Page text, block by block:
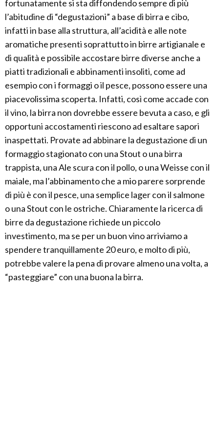
fortunatamente si sta diffondendo sempre di più
l’abitudine di “degustazioni” a base di birra e cibo,
infatti in base alla struttura, all’acidità e alle note
aromatiche presenti soprattutto in birre artigianale e
di qualità e possibile accostare birre diverse anche a
piatti tradizionali e abbinamenti insoliti, come ad
esempio con i formaggi o il pesce, possono essere una
piacevolissima scoperta. Infatti, così come accade con
il vino, la birra non dovrebbe essere bevuta a caso, e gli
opportuni accostamenti riescono ad esaltare sapori
inaspettati. Provate ad abbinare la degustazione di un
formaggio stagionato con una Stout o una birra
trappista, una Ale scura con il pollo, o una Weisse con il
maiale, ma l’abbinamento che a mio parere sorprende
di più è con il pesce, una semplice lager con il salmone
o una Stout con le ostriche. Chiaramente la ricerca di
birre da degustazione richiede un piccolo
investimento, ma se per un buon vino arriviamo a
spendere tranquillamente 20 euro, e molto di più,
potrebbe valere la pena di provare almeno una volta, a
“pasteggiare” con una buona la birra.